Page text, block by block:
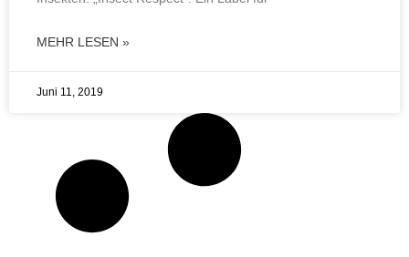
MEHR LESEN »
Juni 11, 2019